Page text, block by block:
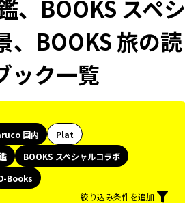
、BOOKS スペシ
、BOOKS 旅の読
ック一覧
国内
Plat
BOOKS スペシャルコラボ
Books
絞り込み条件を追加